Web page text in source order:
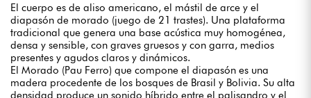
El cuerpo es de aliso americano, el mástil de arce y el
diapasón de morado (juego de 21 trastes). Una plataforma
tradicional que genera una base acústica muy homogénea,
densa y sensible, con graves gruesos y con garra, medios
presentes y agudos claros y dinámicos.
El Morado (Pau Ferro) que compone el diapasón es una
madera procedente de los bosques de Brasil y Bolivia. Su alta
densidad produce un sonido híbrido entre el palisandro y el